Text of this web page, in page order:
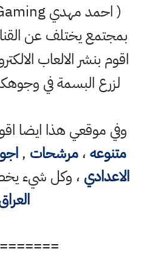
بمجتمع يختلف عن
اقوم بنشر الالعاب
لزرع البسمة في
وفي موقعي هذا ايضا
متنوعه،مرشحات ,
الاعدادي ، وكل شيء